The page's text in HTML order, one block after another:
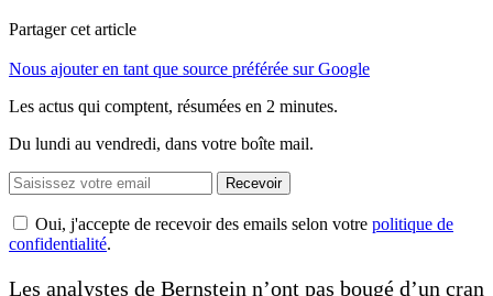
Partager cet article
Nous ajouter en tant que source préférée sur Google
Les actus qui comptent, résumées en 2 minutes.
Du lundi au vendredi, dans votre boîte mail.
Recevoir
Oui, j'accepte de recevoir des emails selon votre politique de
confidentialité.
Les analystes de Bernstein n’ont pas bougé d’un cran